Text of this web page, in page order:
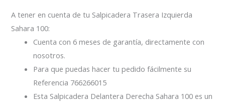
A tener en cuenta de tu Salpicadera Trasera Izquierda
Sahara 100:
Cuenta con 6 meses de garantía, directamente con
nosotros.
Para que puedas hacer tu pedido fácilmente su
Referencia 766266015
Esta Salpicadera Delantera Derecha Sahara 100 es un